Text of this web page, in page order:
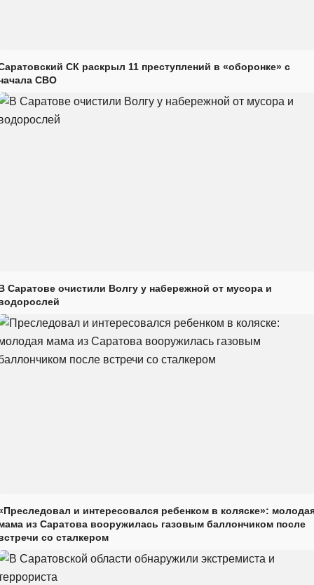
СК раскрыл 11 преступлений в «оборонке» с
СВО
Саратове очистили Волгу у набережной от мусора и
и интересовался ребенком в коляске»:
из Саратова вооружилась газовым баллончиком после
со сталкером